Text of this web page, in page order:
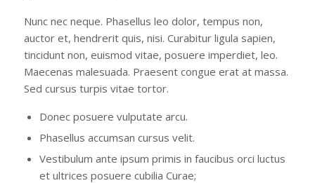
Nunc nec neque. Phasellus leo dolor, tempus non,
auctor et, hendrerit quis, nisi. Curabitur ligula sapien,
tincidunt non, euismod vitae, posuere imperdiet, leo.
Maecenas malesuada. Praesent congue erat at massa.
Sed cursus turpis vitae tortor.
Donec posuere vulputate arcu.
Phasellus accumsan cursus velit.
Vestibulum ante ipsum primis in faucibus orci luctus
et ultrices posuere cubilia Curae;